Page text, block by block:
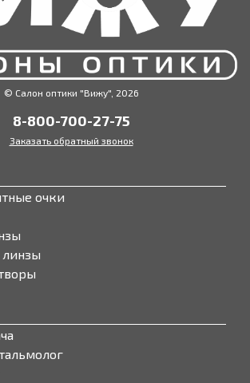
© Салон оптики "Вижу", 2026
8-800-700-27-75
Заказать обратный звонок
очки
линзы